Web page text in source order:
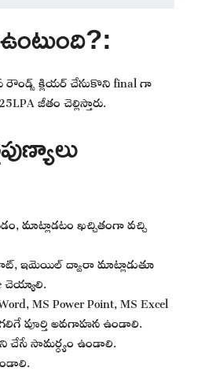
రౌండ్స్ క్లియర్ చేసుకొని final గా
జీతం చెల్లిస్తారు.
మాట్లాడటం ఖచ్చితంగా వచ్చి
చాట్, ఇమెయిల్ ద్వారా మాట్లాడుతూ
చెయ్యాలి.
MS Power Point, MS Excel
పూర్తి అవగాహన ఉండాలి.
చేసే సామర్ధ్యం ఉండాలి.